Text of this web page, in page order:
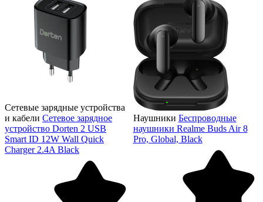
Сетевые зарядные устройства
и кабели Сетевое зарядное
устройство Dorten 2 USB
Smart ID 12W Wall Quick
Charger 2.4A Black
Наушники Беспроводные
наушники Realme Buds Air 8
Pro, Global, Black